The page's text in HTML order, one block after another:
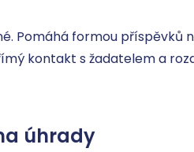
Pomáhá formou příspěvků
kontakt s žadatelem a
úhrady